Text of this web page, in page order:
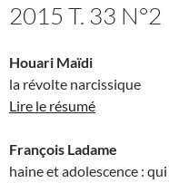
2015 T. 33 N°2
Houari Maïdi
la révolte narcissique
Lire le résumé
François Ladame
haine et adolescence :